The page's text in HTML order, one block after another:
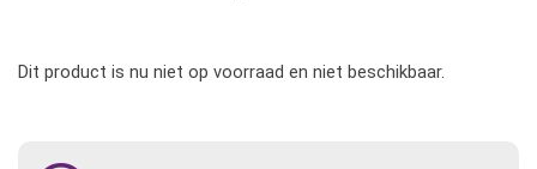
Dit product is nu niet op voorraad en niet beschikbaar.